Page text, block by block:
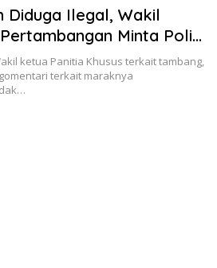
Diduga Ilegal, Wakil
Minta Polisi
ketua Panitia Khusus terkait tambang,
terkait maraknya